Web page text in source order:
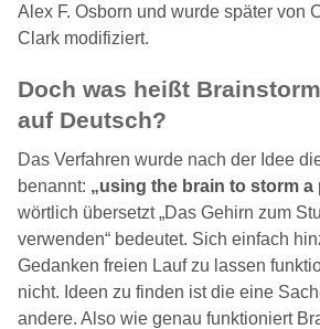
Alex F. Osborn und wurde später von
Clark modifiziert.
Doch was heißt
auf Deutsch?
Das Verfahren wurde nach der Idee
benannt: „using the brain to storm a
wörtlich übersetzt „Das Gehirn zum
verwenden“ bedeutet. Sich einfach
Gedanken freien Lauf zu lassen
nicht. Ideen zu finden ist die eine
andere. Also wie genau funktioniert